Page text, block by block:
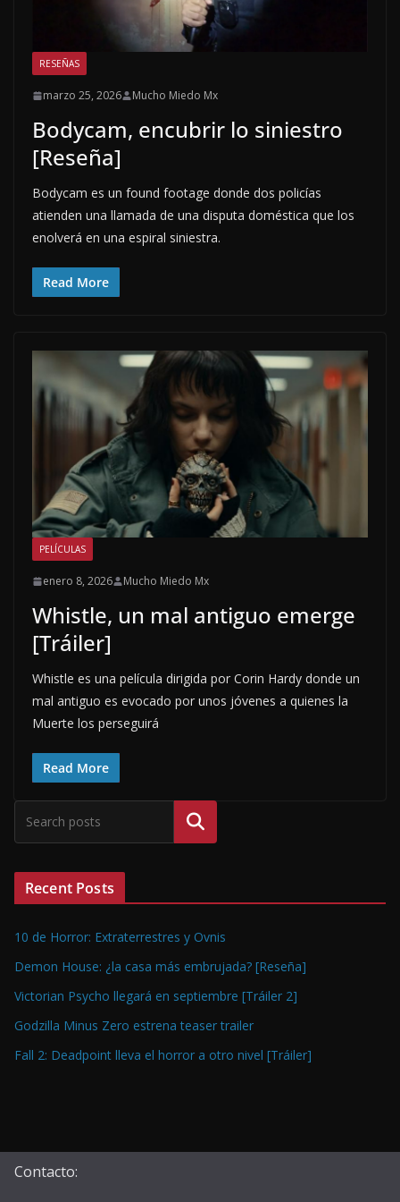
RESEÑAS
marzo 25, 2026 Mucho Miedo Mx
Bodycam, encubrir lo siniestro
[Reseña]
Bodycam es un found footage donde dos policías
atienden una llamada de una disputa doméstica que los
enolverá en una espiral siniestra.
Read More
PELÍCULAS
enero 8, 2026 Mucho Miedo Mx
Whistle, un mal antiguo emerge
[Tráiler]
Whistle es una película dirigida por Corin Hardy donde un
mal antiguo es evocado por unos jóvenes a quienes la
Muerte los perseguirá
Read More
Buscar
Recent Posts
10 de Horror: Extraterrestres y Ovnis
Demon House: ¿la casa más embrujada? [Reseña]
Victorian Psycho llegará en septiembre [Tráiler 2]
Godzilla Minus Zero estrena teaser trailer
Fall 2: Deadpoint lleva el horror a otro nivel [Tráiler]
Contacto: